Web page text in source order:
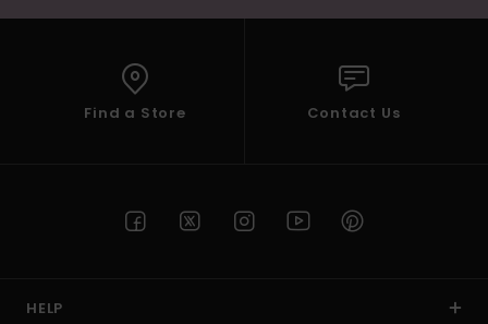
Find a Store Contact Us
HELP